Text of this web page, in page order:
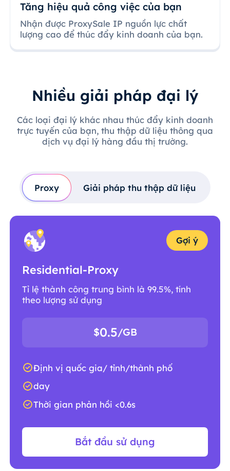
Tăng hiệu quả công việc của bạn
Nhận được ProxySale IP nguồn lực chất
lượng cao để thúc đẩy kinh doanh của bạn.
Nhiều giải pháp đại lý
Các loại đại lý khác nhau thúc đẩy kinh doanh
trực tuyến của bạn, thu thập dữ liệu thông qua
dịch vụ đại lý hàng đầu thị trường.
Proxy Giải pháp thu thập dữ liệu
Gợi ý
Residential-Proxy
Tỉ lệ thành công trung bình là 99.5%, tính
theo lượng sử dụng
$0.5/GB
Định vị quốc gia/ tỉnh/thành phố
day
Thời gian phản hồi <0.6s
Bắt đầu sử dụng